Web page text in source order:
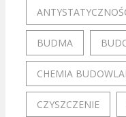
BUDMA
CHEMIA
CZYSZCZENIE